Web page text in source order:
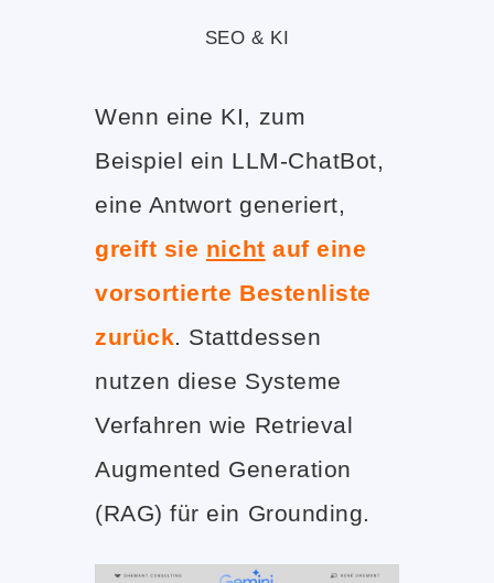
SEO & KI
Wenn eine KI, zum
Beispiel ein LLM-ChatBot,
eine Antwort generiert,
greift sie nicht auf eine
vorsortierte Bestenliste
zurück. Stattdessen
nutzen diese Systeme
Verfahren wie Retrieval
Augmented Generation
(RAG) für ein Grounding.